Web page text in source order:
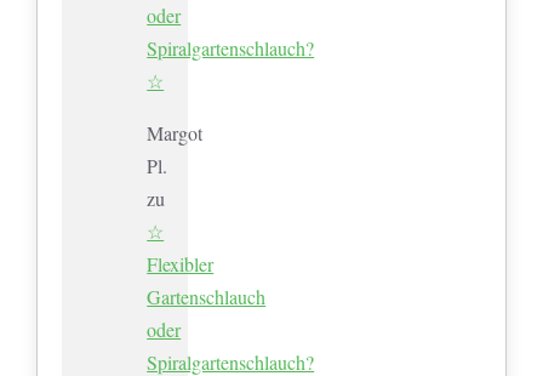
oder
Spiralgartenschlauch?
☆
Margot
Pl.
zu
☆
Flexibler
Gartenschlauch
oder
Spiralgartenschlauch?